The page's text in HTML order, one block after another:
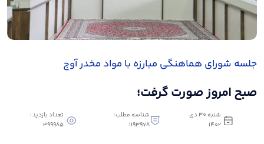
جلسه شورای هماهنگی مبارزه با مواد مخدر آوج
صبح امروز صورت گرفت؛
شنبه 30 دی
1402
شناسه مطلب:
1193978
تعداد بازدید :
399985